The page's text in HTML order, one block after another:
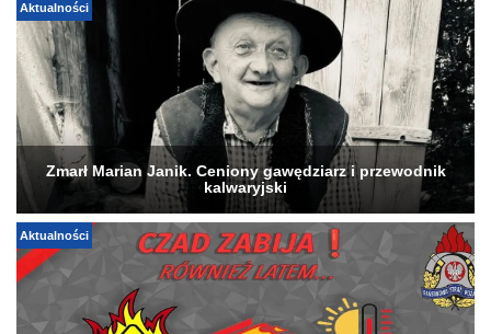
Aktualności
Zmarł Marian Janik. Ceniony gawędziarz i przewodnik
kalwaryjski
Aktualności